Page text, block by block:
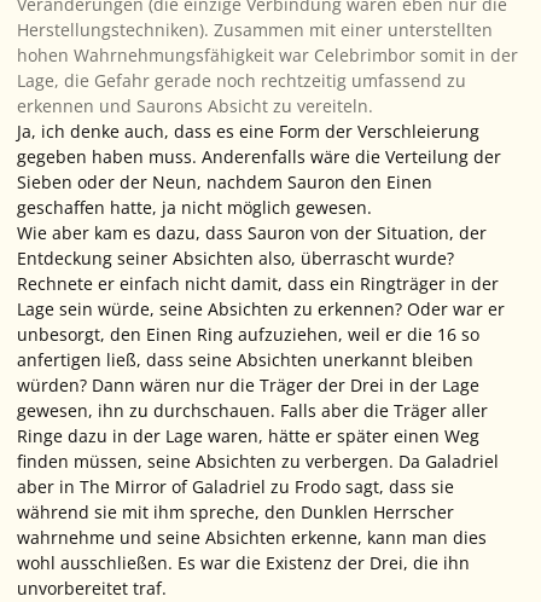
Veränderungen (die einzige Verbindung waren eben nur die
Herstellungstechniken). Zusammen mit einer unterstellten
hohen Wahrnehmungsfähigkeit war Celebrimbor somit in der
Lage, die Gefahr gerade noch rechtzeitig umfassend zu
erkennen und Saurons Absicht zu vereiteln.
Ja, ich denke auch, dass es eine Form der Verschleierung
gegeben haben muss. Anderenfalls wäre die Verteilung der
Sieben oder der Neun, nachdem Sauron den Einen
geschaffen hatte, ja nicht möglich gewesen.
Wie aber kam es dazu, dass Sauron von der Situation, der
Entdeckung seiner Absichten also, überrascht wurde?
Rechnete er einfach nicht damit, dass ein Ringträger in der
Lage sein würde, seine Absichten zu erkennen? Oder war er
unbesorgt, den Einen Ring aufzuziehen, weil er die 16 so
anfertigen ließ, dass seine Absichten unerkannt bleiben
würden? Dann wären nur die Träger der Drei in der Lage
gewesen, ihn zu durchschauen. Falls aber die Träger aller
Ringe dazu in der Lage waren, hätte er später einen Weg
finden müssen, seine Absichten zu verbergen. Da Galadriel
aber in The Mirror of Galadriel zu Frodo sagt, dass sie
während sie mit ihm spreche, den Dunklen Herrscher
wahrnehme und seine Absichten erkenne, kann man dies
wohl ausschließen. Es war die Existenz der Drei, die ihn
unvorbereitet traf.